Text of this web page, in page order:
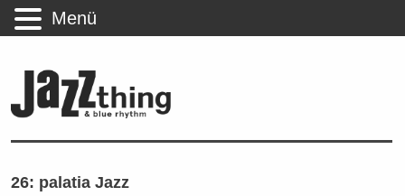
26: palatia Jazz
Menü